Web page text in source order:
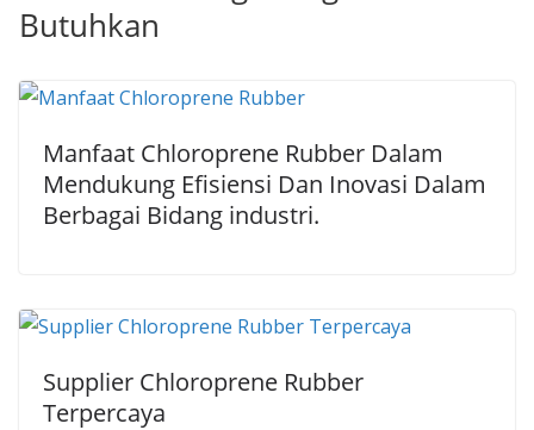
Butuhkan
Manfaat Chloroprene Rubber Dalam
Mendukung Efisiensi Dan Inovasi Dalam
Berbagai Bidang industri.
Supplier Chloroprene Rubber
Terpercaya